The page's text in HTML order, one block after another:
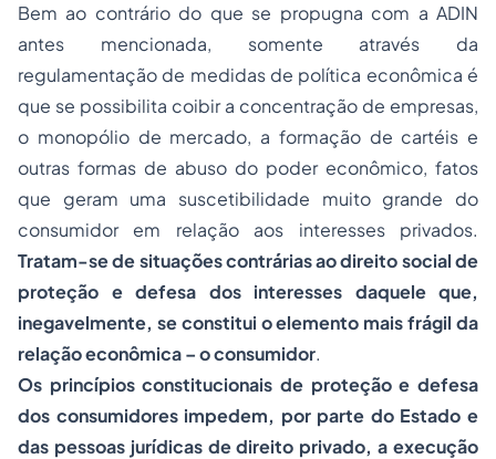
Bem ao contrário do que se propugna com a ADIN
antes mencionada, somente através da
regulamentação de medidas de política econômica é
que se possibilita coibir a concentração de empresas,
o monopólio de mercado, a formação de cartéis e
outras formas de abuso do poder econômico, fatos
que geram uma suscetibilidade muito grande do
consumidor em relação aos interesses privados.
Tratam-se de situações contrárias ao direito social de
proteção e defesa dos interesses daquele que,
inegavelmente, se constitui o elemento mais frágil da
relação econômica – o consumidor.
Os princípios constitucionais de proteção e defesa
dos consumidores impedem, por parte do Estado e
das pessoas jurídicas de direito privado, a execução